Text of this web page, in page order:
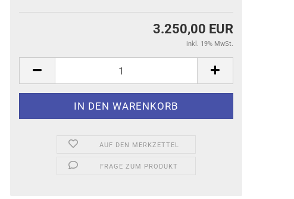
3.250,00 EUR
inkl. 19% MwSt.
AUF DEN MERKZETTEL
FRAGE ZUM PRODUKT